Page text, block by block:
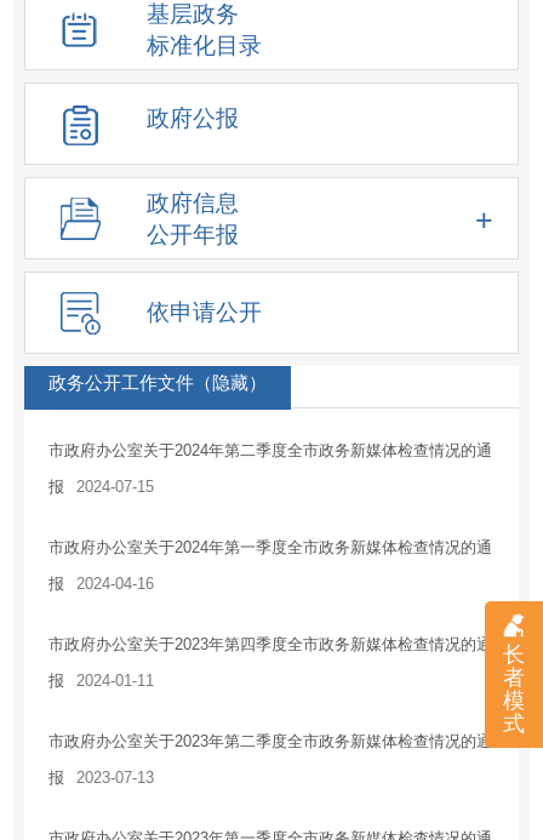
长
者
模
式
重大决策预公开
建议提案结果公开
人事信息
重大项目
价格收费
重大民生信息
新闻发布会
化解过剩产能工作信息
降低要素成本信息
征地信息
房屋征收
土地供应
住房保障
农业供给侧改革
乡村振兴
基层政务
标准化目录
政府公报
政府信息
公开年报
依申请公开
政务公开工作文件（隐藏）
市政府办公室关于2024年第二季度全市政务新媒体检查情况的通
报
2024-07-15
市政府办公室关于2024年第一季度全市政务新媒体检查情况的通
报
2024-04-16
市政府办公室关于2023年第四季度全市政务新媒体检查情况的通
报
2024-01-11
市政府办公室关于2023年第二季度全市政务新媒体检查情况的通
报
2023-07-13